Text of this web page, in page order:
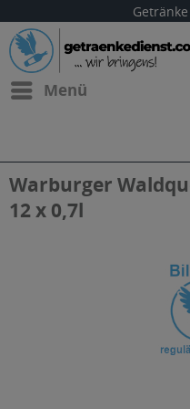
Menü
Warburger
12 x 0,7l